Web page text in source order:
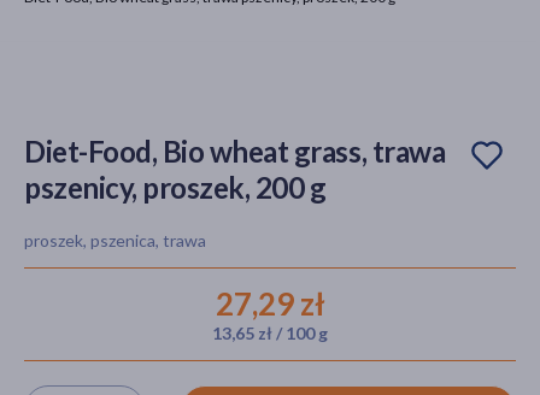
Hit
Diet-Food, Bio wheat grass, trawa
pszenicy, proszek, 200 g
proszek, pszenica, trawa
27,29 zł
13,65 zł / 100 g